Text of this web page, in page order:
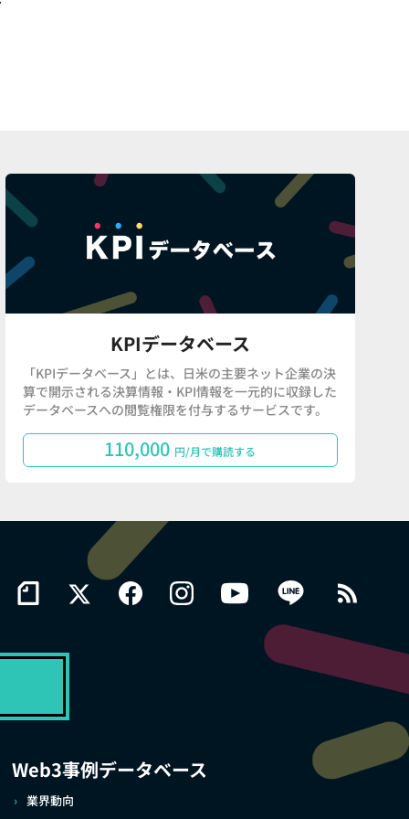
KPIデータベース
「KPIデータベース」とは、日米の主要ネット企業の決
算で開示される決算情報・KPI情報を一元的に収録した
データベースへの閲覧権限を付与するサービスです。
110,000 円/月で購読する
Web3事例データベース
業界動向